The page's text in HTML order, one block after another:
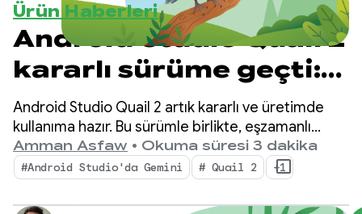
Ürün Haberleri
Android Studio Quail 2
kararlı sürüme geçti:
Android Studio Yapay
Zeka Aracı ile çoklu
görev
Android Studio Quail 2 artık kararlı ve üretimde
kullanıma hazır. Bu sürümle birlikte, eşzamanlı
yapay zeka destekli iş akışları, yerel olarak entegre
edilmiş bellek sızıntısı profili oluşturma ve bağlama
duyarlı kilitlenme düzeltme gibi özelliklerle
IDE'nizde önemli bir değişiklik yapılıyor.
Amman Asfaw • Okuma süresi 3 dakika
#Android Studio'da Gemini # Quail 2 +1